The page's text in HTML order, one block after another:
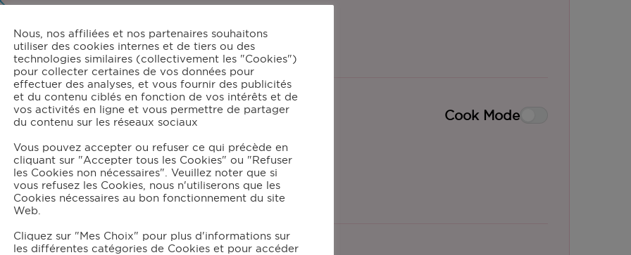
Cook Mode
1000 g de pomme
g de cassonade
càc de cannelle
Nous, nos affiliées et nos partenaires souhaitons
utiliser des cookies internes et de tiers ou des
technologies similaires (collectivement les "Cookies")
pour collecter certaines de vos données pour
effectuer des analyses, et vous fournir des publicités
et du contenu ciblés en fonction de vos intérêts et de
vos activités en ligne et vous permettre de partager
du contenu sur les réseaux sociaux
Vous pouvez accepter ou refuser ce qui précède en
cliquant sur "Accepter tous les Cookies" ou "Refuser
les Cookies non nécessaires". Veuillez noter que si
vous refusez les Cookies, nous n'utiliserons que les
Cookies nécessaires au bon fonctionnement du site
Web.
Cliquez sur "Mes Choix" pour plus d'informations sur
les différentes catégories de Cookies et pour accéder